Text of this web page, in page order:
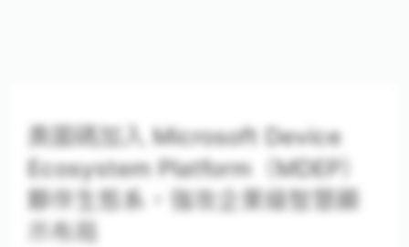
奧圖碼加入 Microsoft Device
Ecosystem Platform（MDEP）
夥伴生態系，強攻企業級智慧顯
示布局